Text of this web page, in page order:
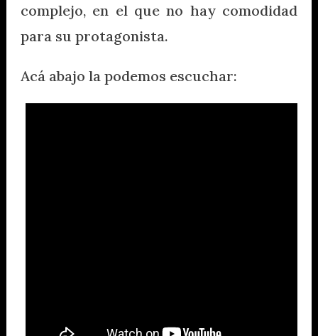
complejo, en el que no hay comodidad
para su protagonista.
Acá abajo la podemos escuchar: